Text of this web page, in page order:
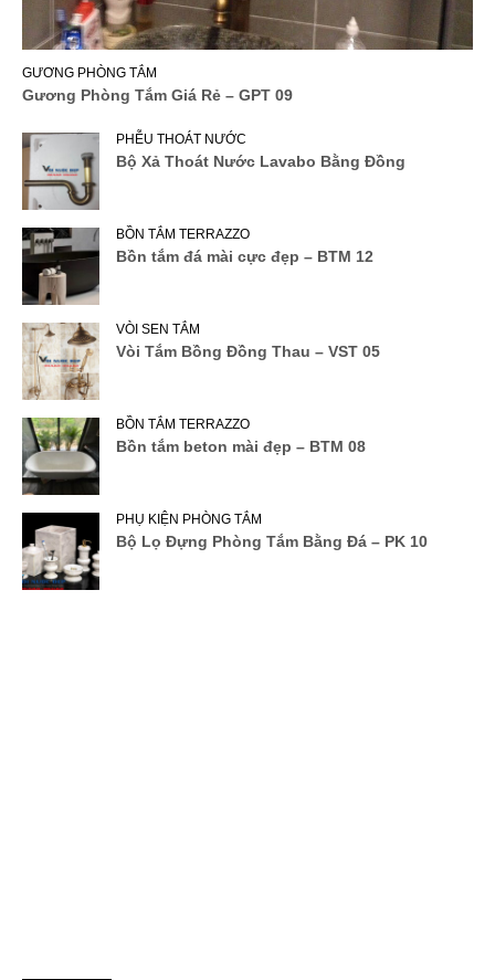
GƯƠNG PHÒNG TẮM
Gương Phòng Tắm Giá Rẻ – GPT 09
PHỄU THOÁT NƯỚC
Bộ Xả Thoát Nước Lavabo Bằng Đồng
BỒN TẮM TERRAZZO
Bồn tắm đá mài cực đẹp – BTM 12
VÒI SEN TẮM
Vòi Tắm Bồng Đồng Thau – VST 05
BỒN TẮM TERRAZZO
Bồn tắm beton mài đẹp – BTM 08
PHỤ KIỆN PHÒNG TẮM
Bộ Lọ Đựng Phòng Tắm Bằng Đá – PK 10